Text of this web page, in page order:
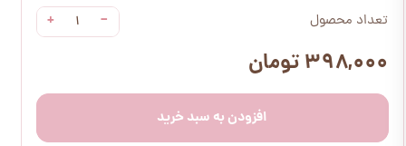
تعداد محصول −
+
۳۹۸,۰۰۰ تومان
افزودن به سبد خرید